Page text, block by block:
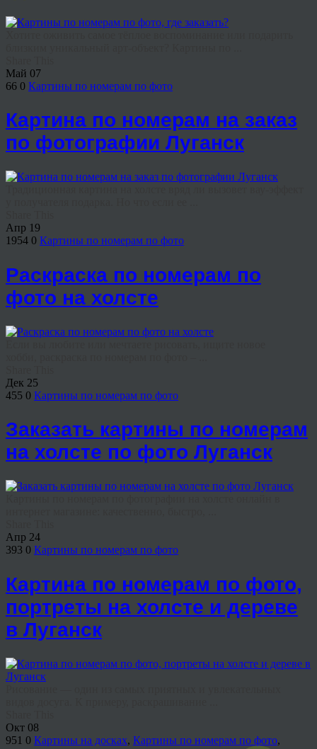
Май 07
66 0 Картины по номерам по фото
Картина по номерам на заказ
по фотографии Луганск
Апр 19
1954 0 Картины по номерам по фото
Раскраска по номерам по
фото на холсте
Дек 25
455 0 Картины по номерам по фото
Заказать картины по номерам
на холсте по фото Луганск
Апр 24
393 0 Картины по номерам по фото
Картина по номерам по фото,
портреты на холсте и дереве
в Луганск
Окт 08
951 0 Картины на досках, Картины по номерам по фото,